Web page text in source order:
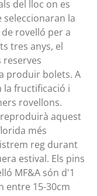
del lloc on es
la
rovelló per a
tres anys, el
reserves
produir bolets. A
la fructificació i
rovellons.
aquest
més
reg durant
estival. Els pins
MF&A són d'1
entre 15-30cm